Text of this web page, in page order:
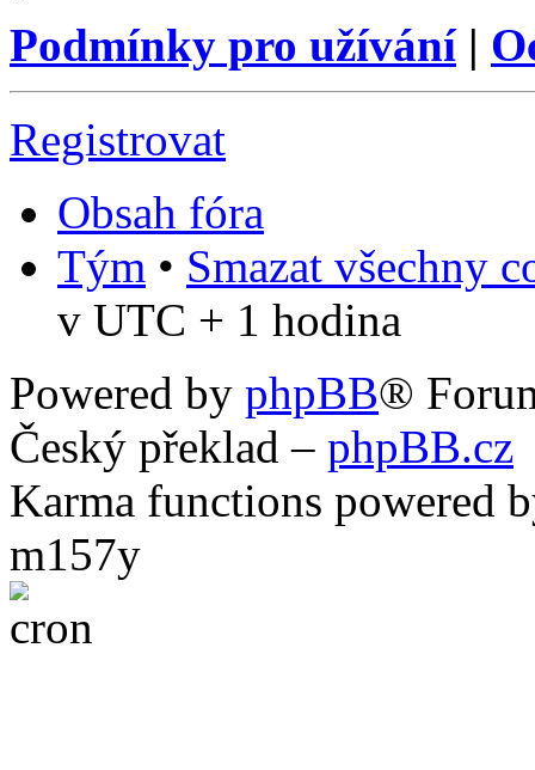
Podmínky pro užívání|
Registrovat
Obsah fóra
Tým • Smazat všechny
v UTC + 1 hodina
Powered by phpBB®
Český překlad – phpBB.cz
Karma functions powered
m157y